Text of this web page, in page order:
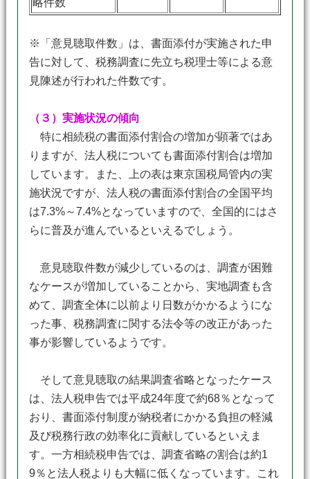
略件数
※「意見聴取件数」は、書面添付が実施された申
告に対して、税務調査に先立ち税理士等による意
見陳述が行われた件数です。
（３）実施状況の傾向
特に相続税の書面添付割合の増加が顕著ではあ
りますが、法人税についても書面添付割合は増加
しています。また、上の表は東京国税局管内の実
施状況ですが、法人税の書面添付割合の全国平均
は7.3%～7.4%となっていますので、全国的にはさ
らに普及が進んでいるといえるでしょう。
意見聴取件数が減少しているのは、調査が困難
なケースが増加していることから、実地調査も含
めて、調査全体に以前より日数がかかるようにな
った事、税務調査に関する法令等の改正があった
事が影響しているようです。
そして意見聴取の結果調査省略となったケース
は、法人税申告では平成24年度で約68％となって
おり、書面添付制度が納税者にかかる負担の軽減
及び税務行政の効率化に貢献しているといえま
す。一方相続税申告では、調査省略の割合は約1
9％と法人税よりも大幅に低くなっています。これ